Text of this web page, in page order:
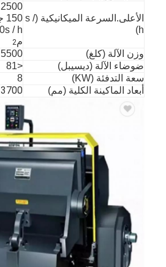
مسكن
الأعلى.السرعة الميكانيكية (s /
h)
150 جم / م
م2
وزن الآلة (كلغ)
5500
ضوضاء الآلة (ديسيبل)
<81
سعة التدفئة (KW)
8
أبعاد الماكينة الكلية (مم)
3700 × 1910 × 2200